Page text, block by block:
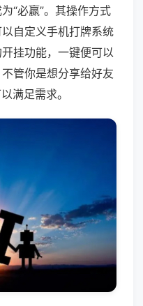
“必赢”。其操作方式
自定义手机打牌系统
挂功能，一键便可以
管你是想分享给好友
满足需求。